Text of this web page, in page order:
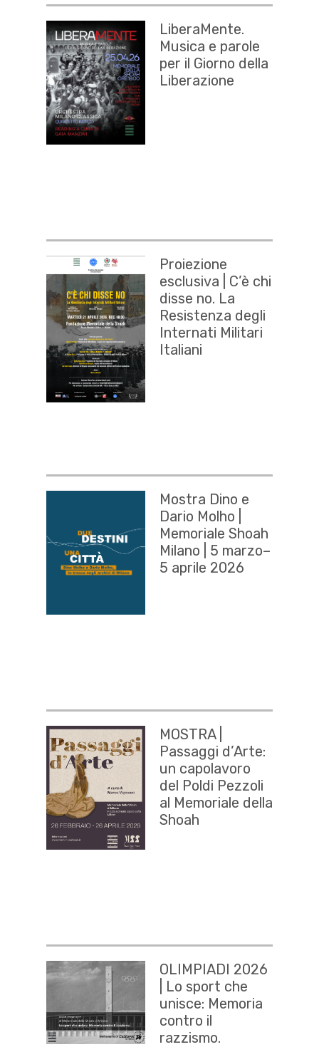
LiberaMente.
Musica e parole
per il Giorno della
Liberazione
Proiezione
esclusiva | C’è chi
disse no. La
Resistenza degli
Internati Militari
Italiani
Mostra Dino e
Dario Molho |
Memoriale Shoah
Milano | 5 marzo–
5 aprile 2026
MOSTRA |
Passaggi d’Arte:
un capolavoro
del Poldi Pezzoli
al Memoriale della
Shoah
OLIMPIADI 2026
| Lo sport che
unisce: Memoria
contro il
razzismo.